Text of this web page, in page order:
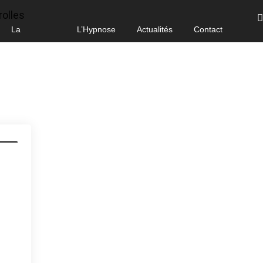
La
L’Hypnose Actualités Contact